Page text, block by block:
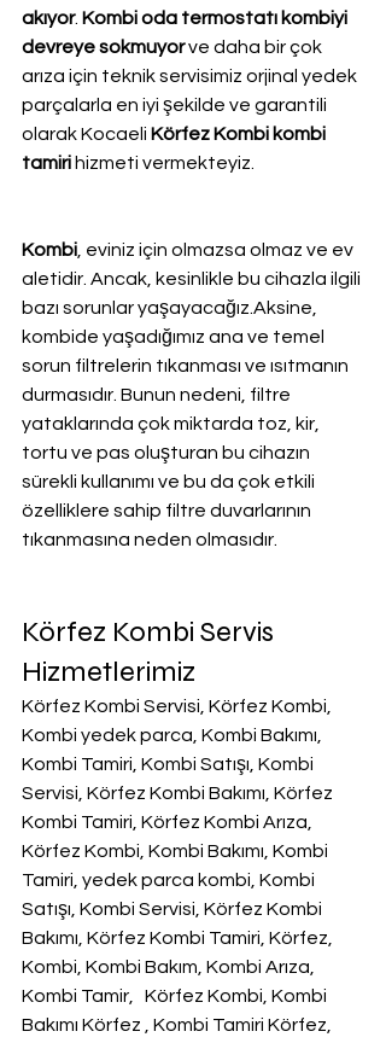
akıyor. Kombi oda termostatı kombiyi
devreye sokmuyor ve daha bir çok
arıza için teknik servisimiz orjinal yedek
parçalarla en iyi şekilde ve garantili
olarak Kocaeli Körfez Kombi kombi
tamiri hizmeti vermekteyiz.
Kombi , eviniz için olmazsa olmaz ve ev
aletidir. Ancak, kesinlikle bu cihazla ilgili
bazı sorunlar yaşayacağız.Aksine,
kombide yaşadığımız ana ve temel
sorun filtrelerin tıkanması ve ısıtmanın
durmasıdır. Bunun nedeni, filtre
yataklarında çok miktarda toz, kir,
tortu ve pas oluşturan bu cihazın
sürekli kullanımı ve bu da çok etkili
özelliklere sahip filtre duvarlarının
tıkanmasına neden olmasıdır.
Körfez Kombi Servis
Hizmetlerimiz
Körfez Kombi Servisi, Körfez Kombi,
Kombi yedek parca, Kombi Bakımı,
Kombi Tamiri, Kombi Satışı, Kombi
Servisi, Körfez Kombi Bakımı, Körfez
Kombi Tamiri, Körfez Kombi Arıza,
Körfez Kombi, Kombi Bakımı, Kombi
Tamiri, yedek parca kombi, Kombi
Satışı, Kombi Servisi, Körfez Kombi
Bakımı, Körfez Kombi Tamiri, Körfez,
Kombi, Kombi Bakım, Kombi Arıza,
Kombi Tamir,   Körfez Kombi, Kombi
Bakımı Körfez , Kombi Tamiri Körfez,